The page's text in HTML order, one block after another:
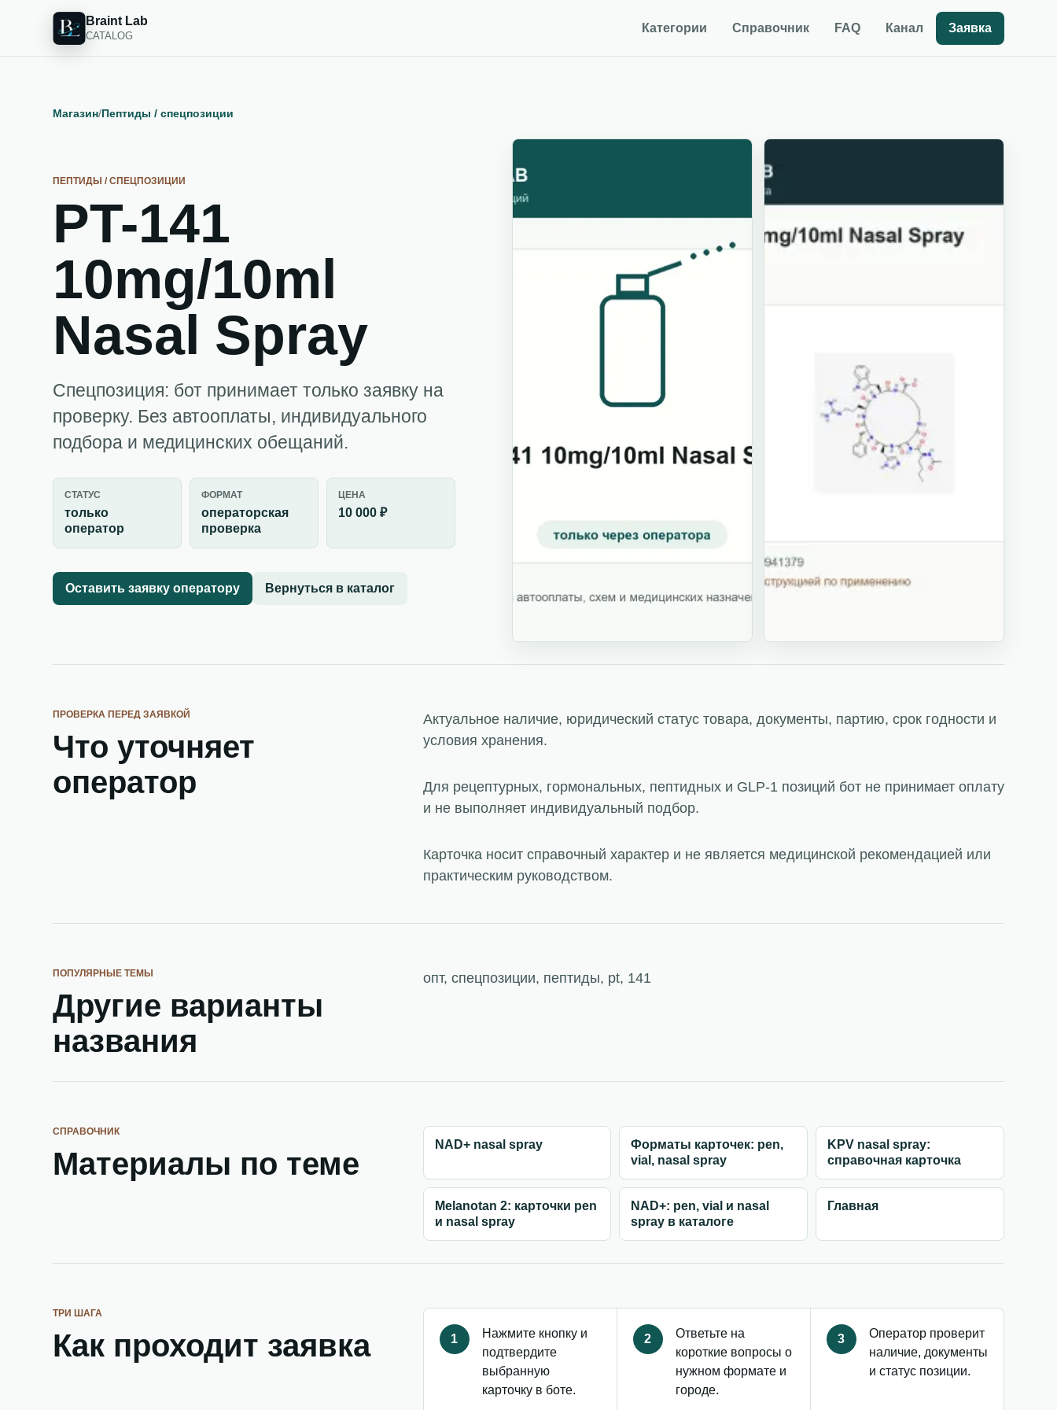
Braint Lab
CATALOG
Категории Справочник FAQ Канал Заявка
Магазин/Пептиды / спецпозиции
ПЕПТИДЫ / СПЕЦПОЗИЦИИ
PT-141
10mg/10ml
Nasal Spray
Спецпозиция: бот принимает только заявку на
проверку. Без автооплаты, индивидуального
подбора и медицинских обещаний.
СТАТУС
только
оператор
ФОРМАТ
операторская
проверка
ЦЕНА
10 000 ₽
Оставить заявку оператору Вернуться в каталог
ПРОВЕРКА ПЕРЕД ЗАЯВКОЙ
Что уточняет
оператор
Актуальное наличие, юридический статус товара, документы, партию, срок годности и
условия хранения.
Для рецептурных, гормональных, пептидных и GLP-1 позиций бот не принимает оплату
и не выполняет индивидуальный подбор.
Карточка носит справочный характер и не является медицинской рекомендацией или
практическим руководством.
ПОПУЛЯРНЫЕ ТЕМЫ
Другие варианты
названия
опт, спецпозиции, пептиды, pt, 141
СПРАВОЧНИК
Материалы по теме
NAD+ nasal spray
Форматы карточек: pen,
vial, nasal spray
KPV nasal spray:
справочная карточка
Melanotan 2: карточки pen
и nasal spray
NAD+: pen, vial и nasal
spray в каталоге
Главная
ТРИ ШАГА
Как проходит заявка 1
Нажмите кнопку и
подтвердите
выбранную
карточку в боте.
2
Ответьте на
короткие вопросы о
нужном формате и
городе.
3
Оператор проверит
наличие, документы
и статус позиции.